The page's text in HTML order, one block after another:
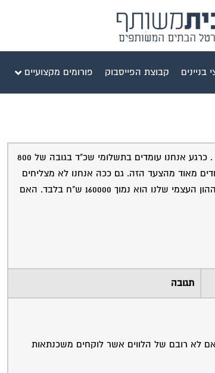
בניינים קבוצת הפייסבוק פורומים מקצועיים
שלום אנחנו זוג צעיר עם שני ילדים מעוניינים לקנות דירה . המשכורת שלנו ביחד היא 10000 ש"ח . כרגע אנחנו עומדים בתשלומי שכ"ד בגובה של 800
אפילו פחות. ממשרד השיכון מגיע לנו 120000 ש"ח אנחנו מפחדים מאוד מהצעד הזה. גם ככה אנחנו לא מצליחים
להנות ממה שאנחנו מרויחים הכול הולך על גנים, אוכל ורכב. האם היית ממליץ לנו לרכוש דירה . ההון העצמי שלנו הוא נמוך 160000 ש"ח בלבד. האם
תגובה
לפחות 50% משווי הנכס ,נכון שישנם אם לא רובם של הלווים אשר לוקחים משכנתאות